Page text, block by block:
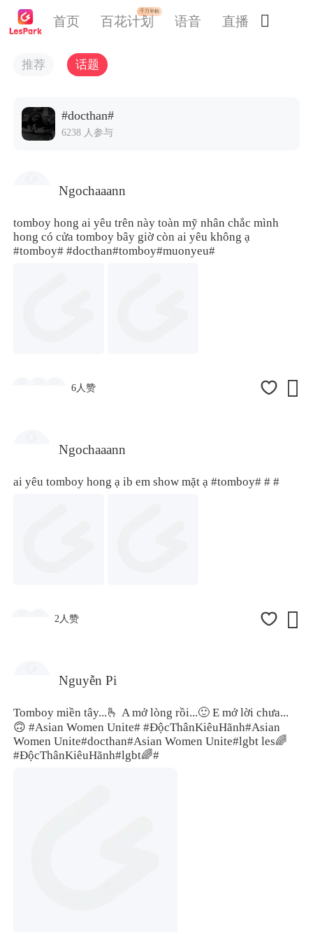
首页
千万补贴
百花计划 语音 直播 
推荐 话题
#docthan#
6238 人参与
Ngochaaann
tomboy hong ai yêu trên này toàn mỹ nhân chắc mình
hong có cửa tomboy bây giờ còn ai yêu không ạ
#tomboy# #docthan#tomboy#muonyeu#
6人赞 
Ngochaaann
ai yêu tomboy hong ạ ib em show mặt ạ#tomboy# # #
2人赞 
Nguyễn Pi
Tomboy miền tây...🫰 A mở lòng rồi...🙂 E mở lời chưa...
🙃#Asian Women Unite# #ĐộcThânKiêuHãnh#Asian
Women Unite#docthan#Asian Women Unite#lgbt les🌈
#ĐộcThânKiêuHãnh#lgbt🌈#